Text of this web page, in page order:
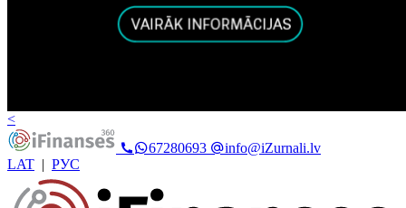
<
67280693
info@iZurnali.lv
LAT | РУС